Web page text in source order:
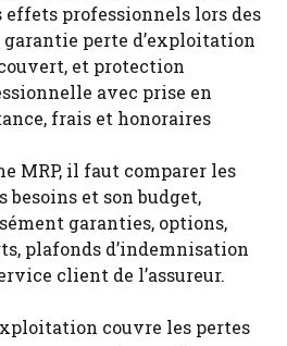
effets professionnels lors des
garantie perte d’exploitation
et protection
avec prise en
frais et honoraires
MRP, il faut comparer les
besoins et son budget,
garanties, options,
plafonds d’indemnisation
client de l’assureur.
couvre les pertes